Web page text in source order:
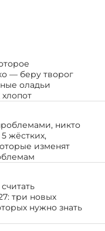
— беру творог
оладьи
никто
жёстких,
изменят
три новых
нужно знать